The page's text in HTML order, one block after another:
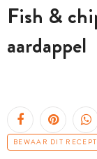
Fish &
aardappel
BEWAAR DIT RECEPT